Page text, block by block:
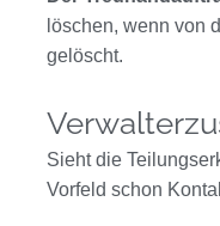
löschen, wenn von
gelöscht.
Sieht die
Vorfeld schon